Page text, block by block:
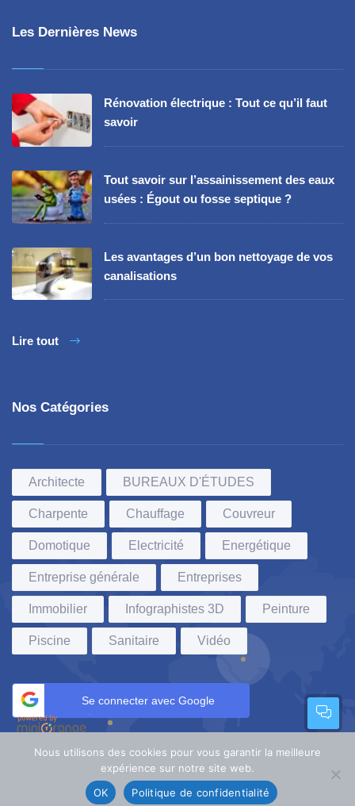
Les Dernières News
Rénovation électrique : Tout ce qu’il faut
savoir
Tout savoir sur l’assainissement des eaux
usées : Égout ou fosse septique ?
Les avantages d’un bon nettoyage de vos
canalisations
Lire tout
Nos Catégories
Architecte BUREAUX D'ÉTUDES
Charpente Chauffage Couvreur
Domotique Electricité Energétique
Entreprise générale Entreprises
Immobilier Infographistes 3D Peinture
Piscine Sanitaire Vidéo
Se connecter avec Google
2022. Tous droits réservés.
Nous utilisons des cookies pour vous garantir la meilleure
expérience sur notre site web.
OK
Politique de confidentialité